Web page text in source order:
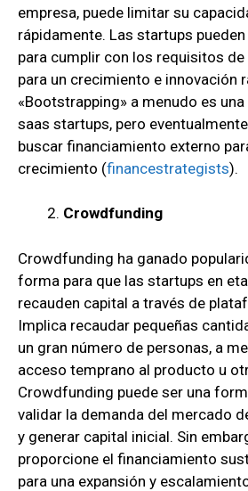
empresa, puede limitar su
rápidamente. Las startups
para cumplir con los requisitos
para un crecimiento e innovación
«Bootstrapping» a menudo es
saas startups, pero
buscar financiamiento externo
crecimiento (financestrategists).
Crowdfunding
Crowdfunding ha ganado
forma para que las startups en
recauden capital a través de
Implica recaudar pequeñas
un gran número de personas, a
acceso temprano al producto u
Crowdfunding puede ser una
validar la demanda del mercado
y generar capital inicial. Sin
proporcione el financiamiento
para una expansión y